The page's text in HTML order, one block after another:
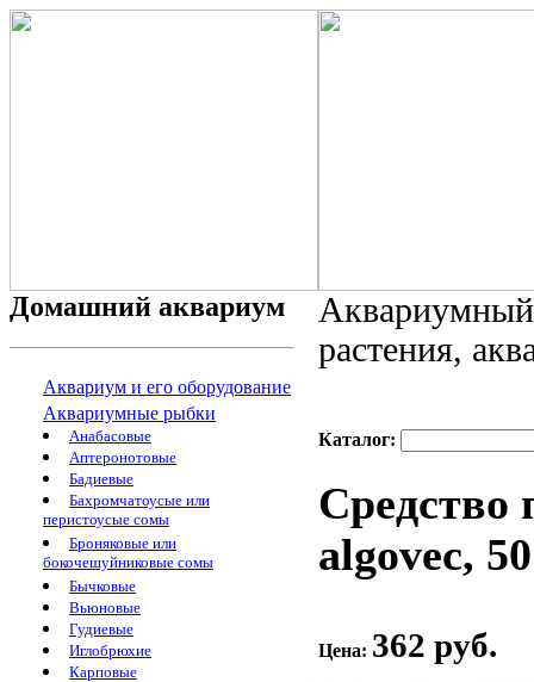
Домашний аквариум
Аквариум и его оборудование
Аквариумные рыбки
Анабасовые
Аптеронотовые
Бадиевые
Бахромчатоусые или
перистоусые сомы
Броняковые или
бокочешуйниковые сомы
Бычковые
Вьюновые
Гудиевые
Иглобрюхие
Карповые
растения,
Каталог:
Средство
algovec,
Цена: 362 руб.